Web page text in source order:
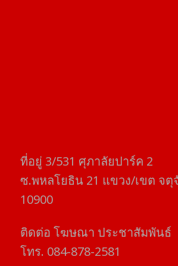
ที่อยู่​ 3/531​ ศุภาลัยปาร์ค​ 2
ซ.พหลโยธิน​ 21​ แขวง/เขต​ จตุ
10900
ติดต่อ​ โฆษณา​ ประชาสัมพันธ์
โทร​. 084-878-2581